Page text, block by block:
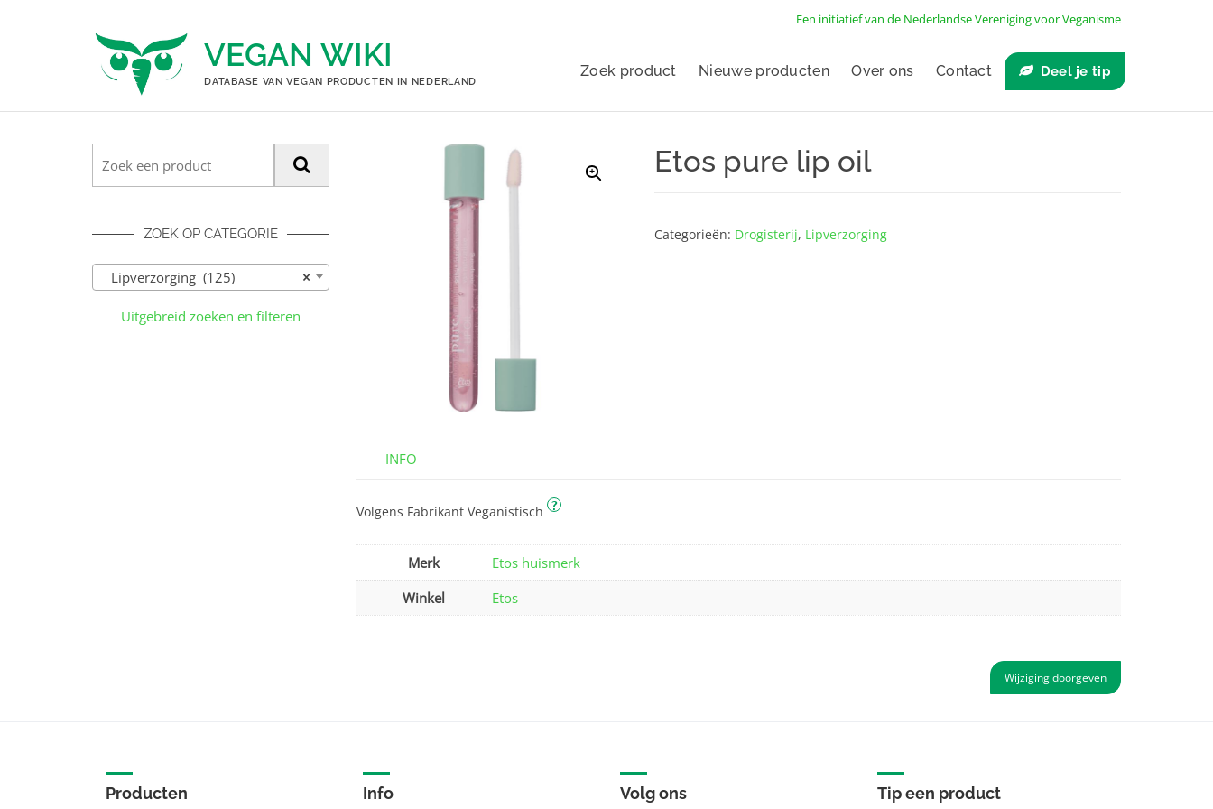
Een initiatief van de Nederlandse Vereniging voor Veganisme
VEGAN WIKI
DATABASE VAN VEGAN PRODUCTEN IN NEDERLAND
Zoek product Nieuwe producten Over ons Contact Deel je tip
Etos pure lip oil
Categorieën: Drogisterij, Lipverzorging
INFO
Volgens Fabrikant Veganistisch ?
Merk
Etos huismerk
Winkel
Etos
Wijziging doorgeven
ZOEK OP CATEGORIE
×
Lipverzorging (125)
Uitgebreid zoeken en filteren
Producten Info Volg ons Tip een product